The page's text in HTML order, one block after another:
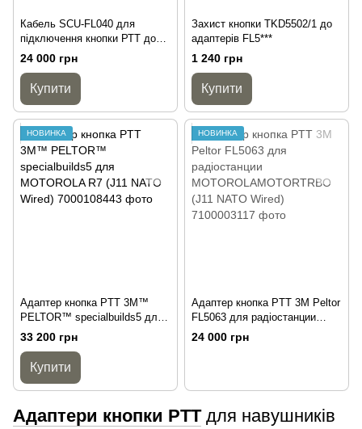
Кабель SCU-FL040 для
підключення кнопки РТТ до
рацїі SCU-FL040 MBITR,
HARRIS 5800, LVIS
24 000 грн
Купити
Захист кнопки TKD5502/1 до
адаптерів FL5***
1 240 грн
Купити
НОВИНКА
Адаптер кнопка PTT 3M™
PELTOR™ specialbuilds5 для
MOTOROLA R7 (J11 NATO
33 200 грн
Купити
НОВИНКА
Адаптер кнопка PTT 3M Peltor
FL5063 для радіостанции
MOTOROLAMOTORTRBO (J11
NATO Wired)
24 000 грн
Адаптери кнопки PTTдля навушників